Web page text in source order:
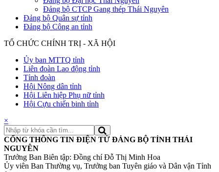
Đảng bộ CTCP Gang thép Thái Nguyên
Đảng bộ Quân sự tỉnh
Đảng bộ Công an tỉnh
TỔ CHỨC CHÍNH TRỊ - XÃ HỘI
Ủy ban MTTQ tỉnh
Liên đoàn Lao động tỉnh
Tỉnh đoàn
Hội Nông dân tỉnh
Hội Liên hiệp Phụ nữ tỉnh
Hội Cựu chiến binh tỉnh
×
CỔNG THÔNG TIN ĐIỆN TỬ ĐẢNG BỘ TỈNH THÁI
NGUYÊN
Trưởng Ban Biên tập: Đồng chí Đỗ Thị Minh Hoa
Ủy viên Ban Thường vụ, Trưởng ban Tuyên giáo và Dân vận Tỉnh